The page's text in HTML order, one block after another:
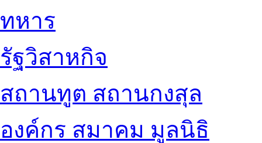
ทหาร
รัฐวิสาหกิจ
สถานทูต สถานกงสุล
องค์กร สมาคม มูลนิธิ